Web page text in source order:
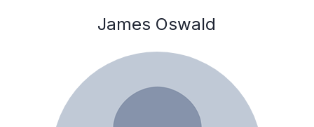
James Oswald